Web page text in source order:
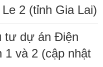
2 (tỉnh Gia Lai)
tư dự án Điện
1 và 2 (cập nhật